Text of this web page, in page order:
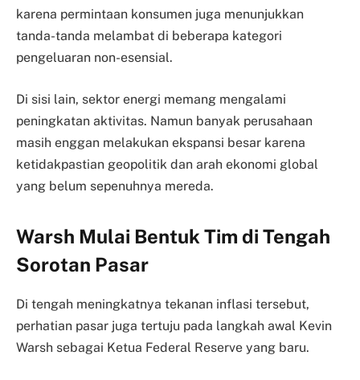
karena permintaan konsumen juga menunjukkan
tanda-tanda melambat di beberapa kategori
pengeluaran non-esensial.
Di sisi lain, sektor energi memang mengalami
peningkatan aktivitas. Namun banyak perusahaan
masih enggan melakukan ekspansi besar karena
ketidakpastian geopolitik dan arah ekonomi global
yang belum sepenuhnya mereda.
Warsh Mulai Bentuk Tim di Tengah
Sorotan Pasar
Di tengah meningkatnya tekanan inflasi tersebut,
perhatian pasar juga tertuju pada langkah awal Kevin
Warsh sebagai Ketua Federal Reserve yang baru.